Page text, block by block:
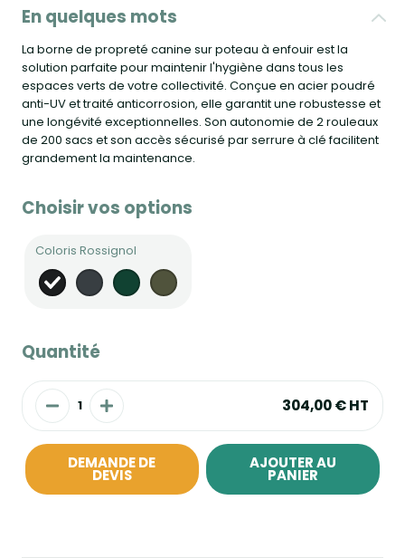
En quelques mots
La borne de propreté canine sur poteau à enfouir est la
solution parfaite pour maintenir l'hygiène dans tous les
espaces verts de votre collectivité. Conçue en acier poudré
anti-UV et traité anticorrosion, elle garantit une robustesse et
une longévité exceptionnelles. Son autonomie de 2 rouleaux
de 200 sacs et son accès sécurisé par serrure à clé facilitent
grandement la maintenance.
Choisir vos options
Coloris Rossignol
Quantité
304,00 €HT
DEMANDE DE
DEVIS
AJOUTER AU
PANIER